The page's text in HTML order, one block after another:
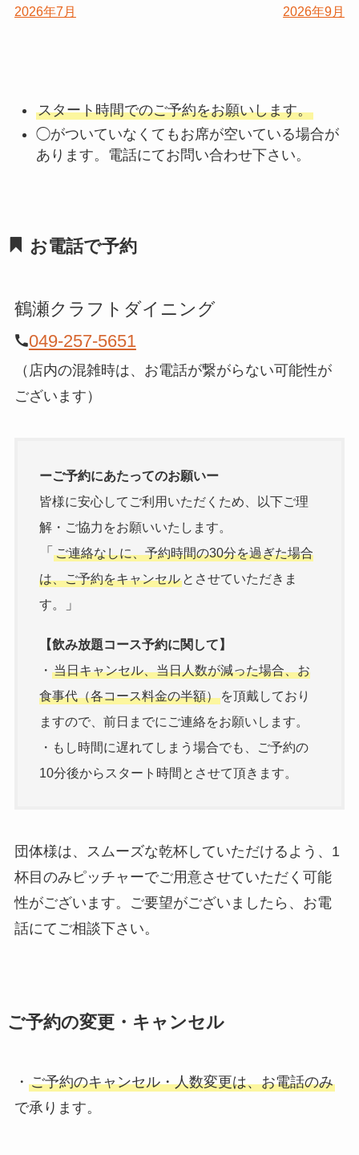
2026年7月 2026年9月
スタート時間でのご予約をお願いします。
◯がついていなくてもお席が空いている場合が
あります。電話にてお問い合わせ下さい。
お電話で予約
鶴瀬クラフトダイニング
049-257-5651
（店内の混雑時は、お電話が繋がらない可能性が
ございます）
ーご予約にあたってのお願いー
皆様に安心してご利用いただくため、以下ご理
解・ご協力をお願いいたします。
「 ご連絡なしに、予約時間の30分を過ぎた場合
は、ご予約をキャンセルとさせていただきま
す。
」
【飲み放題コース予約に関して】
・ 当日キャンセル、当日人数が減った場合、お
食事代（各コース料金の半額）を頂戴しており
ますので、前日までにご連絡をお願いします。
・もし時間に遅れてしまう場合でも、ご予約の
10分後からスタート時間とさせて頂きます。
団体様は、スムーズな乾杯していただけるよう、1
杯目のみピッチャーでご用意させていただく可能
性がございます。ご要望がございましたら、お電
話にてご相談下さい。
ご予約の変更・キャンセル
・ ご予約のキャンセル・人数変更は、お電話のみ
で承ります。